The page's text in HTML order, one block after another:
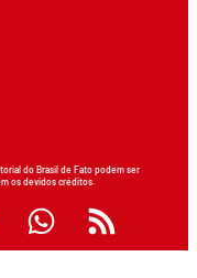
do Brasil de Fato podem ser
os devidos créditos.